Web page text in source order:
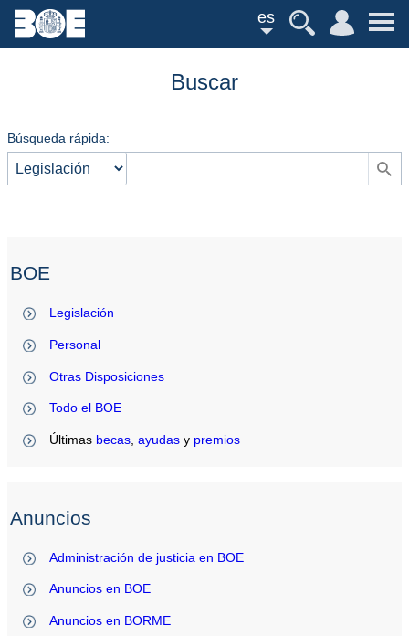
es
Buscar
Búsqueda rápida:
BOE
Legislación
Personal
Otras Disposiciones
Todo el BOE
Últimas becas ,ayudas y premios
Anuncios
Administración de justicia en BOE
Anuncios en BOE
Anuncios en BORME